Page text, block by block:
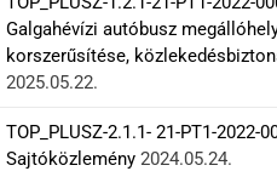
Galgahévízi autóbusz
korszerűsítése,
2025.05.22.
TOP_PLUSZ-2.1.1- 21-PT1-2022-
Sajtóközlemény 2024.05.24.